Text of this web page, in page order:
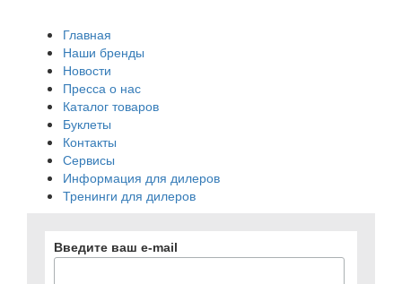
Главная
Наши бренды
Новости
Пресса о нас
Каталог товаров
Буклеты
Контакты
Сервисы
Информация для дилеров
Тренинги для дилеров
Введите ваш e-mail